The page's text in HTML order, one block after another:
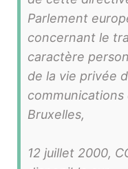
Parlement
concernant le
caractère
de la vie privée
Bruxelles,
12 juillet 2000,